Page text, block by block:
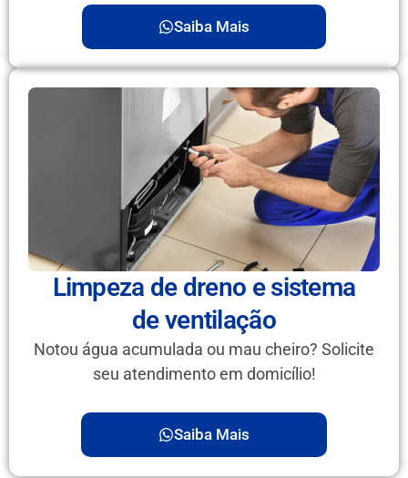
Saiba Mais
Limpeza de dreno e sistema
de ventilação
Notou água acumulada ou mau cheiro? Solicite
seu atendimento em domicílio!
Saiba Mais